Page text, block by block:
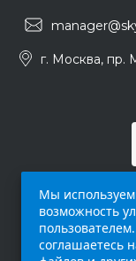
г. Москва, пр.
Мы
возможность
соглашаетесь